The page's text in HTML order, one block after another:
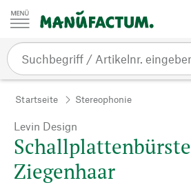
Zum Inhalt springen
Startseite Stereophonie
Levin Design
Schallplattenbürste
Ziegenhaar